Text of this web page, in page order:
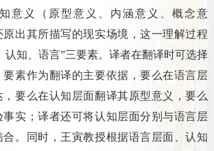
意义（原型意义、内涵意义、概念意
原出其所描写的现实场境，这一理解过程
认知、语言”三要素。译者在翻译时可选择
素作为翻译的主要依据，要么在语言层
要么在认知层面翻译其原型意义，要么
实；译者还可将认知层面分别与语言层
。同时，王寅教授根据语言层面、认知